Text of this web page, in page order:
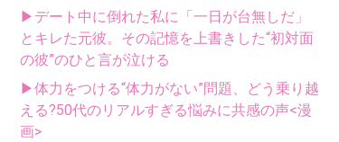
▶デート中に倒れた私に「一日が台無しだ」
とキレた元彼。その記憶を上書きした“初対面
の彼”のひと言が泣ける
▶体力をつける“体力がない”問題、どう乗り越
える?50代のリアルすぎる悩みに共感の声<漫
画>